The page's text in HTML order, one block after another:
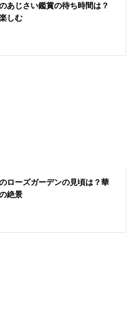
あじさい鑑賞の待ち時間は？
しむ
ローズガーデンの見頃は？華
絶景